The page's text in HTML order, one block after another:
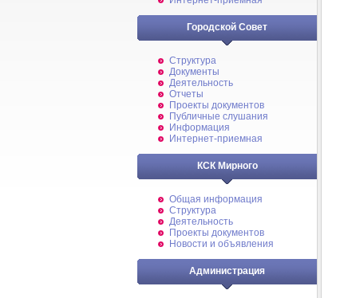
Городской Совет
Структура
Документы
Деятельность
Отчеты
Проекты документов
Публичные слушания
Информация
Интернет-приемная
КСК Мирного
Общая информация
Структура
Деятельность
Проекты документов
Новости и объявления
Администрация